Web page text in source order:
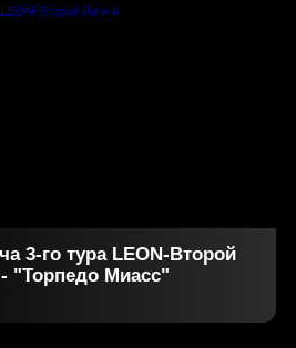
3-го тура LEON-Второй
"Торпедо Миасс"